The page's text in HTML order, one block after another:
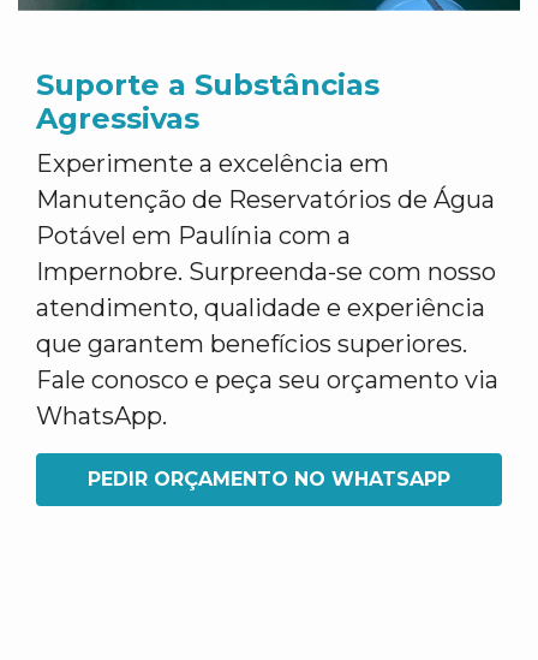
Suporte a Substâncias
Agressivas
Experimente a excelência em
Manutenção de Reservatórios de Água
Potável em Paulínia com a
Impernobre. Surpreenda-se com nosso
atendimento, qualidade e experiência
que garantem benefícios superiores.
Fale conosco e peça seu orçamento via
WhatsApp.
PEDIR ORÇAMENTO NO WHATSAPP